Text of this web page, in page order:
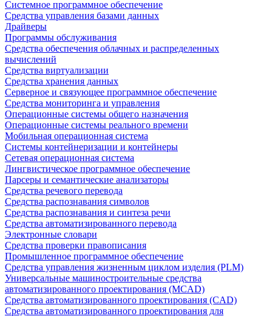
Системное программное обеспечение
Средства управления базами данных
Драйверы
Программы обслуживания
Средства обеспечения облачных и распределенных
вычислений
Средства виртуализации
Средства хранения данных
Серверное и связующее программное обеспечение
Средства мониторинга и управления
Операционные системы общего назначения
Операционные системы реального времени
Мобильная операционная система
Системы контейнеризации и контейнеры
Сетевая операционная система
Лингвистическое программное обеспечение
Парсеры и семантические анализаторы
Средства речевого перевода
Средства распознавания символов
Средства распознавания и синтеза речи
Средства автоматизированного перевода
Электронные словари
Средства проверки правописания
Промышленное программное обеспечение
Средства управления жизненным циклом изделия (PLM)
Универсальные машиностроительные средства
автоматизированного проектирования (MCAD)
Средства автоматизированного проектирования (CAD)
Средства автоматизированного проектирования для